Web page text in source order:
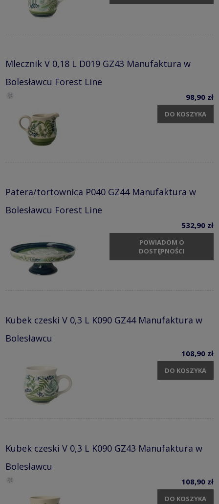
Mlecznik V 0,18 L D019 GZ43 Manufaktura w
Bolesławcu Forest Line
98,90 zł
DO KOSZYKA
Patera/tortownica P040 GZ44 Manufaktura w
Bolesławcu Forest Line
532,90 zł
POWIADOM O
DOSTĘPNOŚCI
Kubek czeski V 0,3 L K090 GZ44 Manufaktura w
Bolesławcu
108,90 zł
DO KOSZYKA
Kubek czeski V 0,3 L K090 GZ43 Manufaktura w
Bolesławcu
108,90 zł
DO KOSZYKA